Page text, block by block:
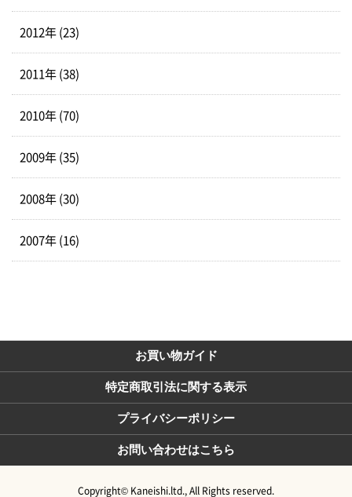
2012年 (23)
2011年 (38)
2010年 (70)
2009年 (35)
2008年 (30)
2007年 (16)
お買い物ガイド
特定商取引法に関する表示
プライバシーポリシー
お問い合わせはこちら
Copyright© Kaneishi.ltd., All Rights reserved.